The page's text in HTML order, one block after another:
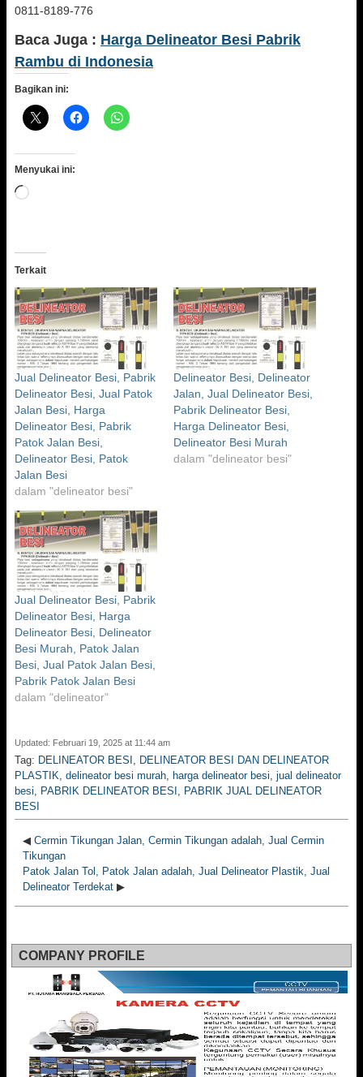
0811-8189-776
Baca Juga : Harga Delineator Besi Pabrik
Rambu di Indonesia
Bagikan ini:
Menyukai ini:
Memuat...
Terkait
Jual Delineator Besi, Pabrik
Delineator Besi, Jual Patok
Jalan Besi, Harga
Delineator Besi, Pabrik
Patok Jalan Besi,
Delineator Besi, Patok
Jalan Besi
dalam "delineator besi"
Delineator Besi, Delineator
Jalan, Jual Delineator Besi,
Pabrik Delineator Besi,
Harga Delineator Besi,
Delineator Besi Murah
dalam "delineator besi"
Jual Delineator Besi, Pabrik
Delineator Besi, Harga
Delineator Besi, Delineator
Besi Murah, Patok Jalan
Besi, Jual Patok Jalan Besi,
Pabrik Patok Jalan Besi
dalam "delineator"
Updated: Februari 19, 2025 at 11:44 am
Tag: DELINEATOR BESI , DELINEATOR BESI DAN DELINEATOR
PLASTIK, delineator besi murah, harga delineator besi, jual delineator
besi, PABRIK DELINEATOR BESI , PABRIK JUAL DELINEATOR
BESI
◀ Cermin Tikungan Jalan, Cermin Tikungan adalah, Jual Cermin
Tikungan
Patok Jalan Tol, Patok Jalan adalah, Jual Delineator Plastik, Jual
Delineator Terdekat ▶
COMPANY PROFILE